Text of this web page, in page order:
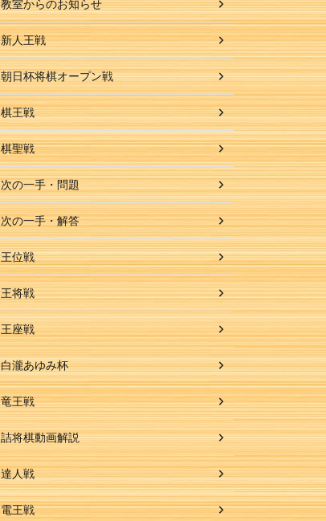
教室からのお知らせ
新人王戦
朝日杯将棋オープン戦
棋王戦
棋聖戦
次の一手・問題
次の一手・解答
王位戦
王将戦
王座戦
白瀧あゆみ杯
竜王戦
詰将棋動画解説
達人戦
電王戦